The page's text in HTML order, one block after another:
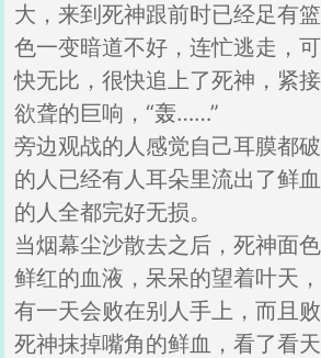
大，来到死神跟前时已经足有
色一变暗道不好，连忙逃走，
快无比，很快追上了死神，紧
欲聋的巨响，“轰……”
旁边观战的人感觉自己耳膜都
的人已经有人耳朵里流出了鲜
的人全都完好无损。
当烟幕尘沙散去之后，死神面
鲜红的血液，呆呆的望着叶天
有一天会败在别人手上，而且败
死神抹掉嘴角的鲜血，看了看